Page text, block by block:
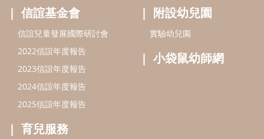
好孕袋
分齡育兒電子報
線上教養諮詢
出版服務
信誼基金出版社
閱讀推廣